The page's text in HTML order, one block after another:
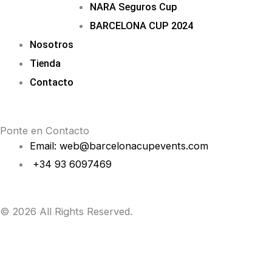
NARA Seguros Cup
BARCELONA CUP 2024
Nosotros
Tienda
Contacto
Ponte en Contacto
Email: web@barcelonacupevents.com
+34 93 6097469
© 2026 All Rights Reserved.